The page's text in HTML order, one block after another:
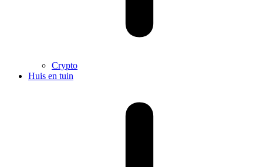
Crypto
Huis en tuin